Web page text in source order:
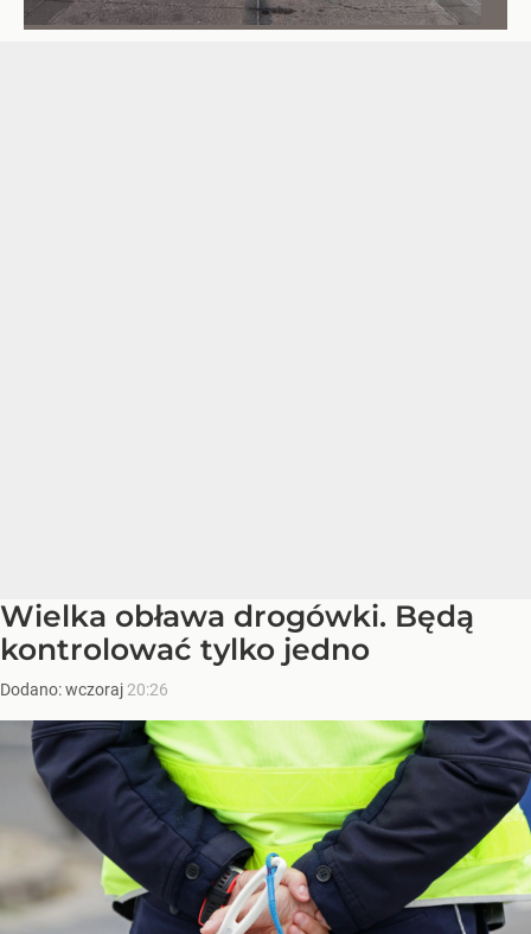
Wielka obława drogówki. Będą
kontrolować tylko jedno
Dodano:wczoraj 20:26